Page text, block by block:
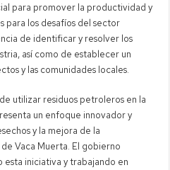
para promover la productividad y
para los desafíos del sector
de identificar y resolver los
así como de establecer un
y las comunidades locales.
utilizar residuos petroleros en la
un enfoque innovador y
y la mejora de la
Vaca Muerta. El gobierno
iniciativa y trabajando en